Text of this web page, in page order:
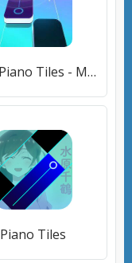
EDM Piano Tiles - Magic Tiles [Много монет]
Piano Tiles